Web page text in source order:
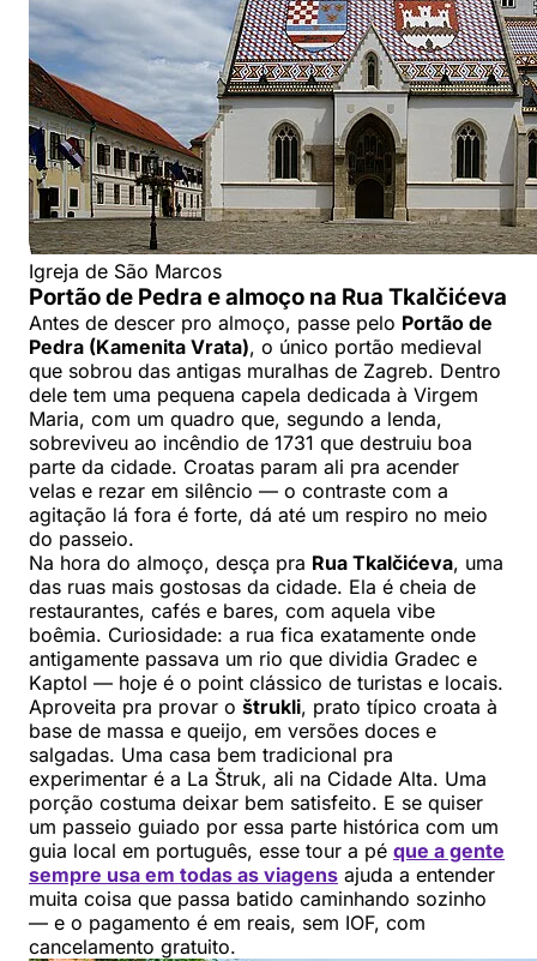
Igreja de São Marcos
Portão de Pedra e almoço na Rua Tkalčićeva
Antes de descer pro almoço, passe pelo Portão de
Pedra (Kamenita Vrata), o único portão medieval
que sobrou das antigas muralhas de Zagreb. Dentro
dele tem uma pequena capela dedicada à Virgem
Maria, com um quadro que, segundo a lenda,
sobreviveu ao incêndio de 1731 que destruiu boa
parte da cidade. Croatas param ali pra acender
velas e rezar em silêncio — o contraste com a
agitação lá fora é forte, dá até um respiro no meio
do passeio.
Na hora do almoço, desça pra Rua Tkalčićeva, uma
das ruas mais gostosas da cidade. Ela é cheia de
restaurantes, cafés e bares, com aquela vibe
boêmia. Curiosidade: a rua fica exatamente onde
antigamente passava um rio que dividia Gradec e
Kaptol — hoje é o point clássico de turistas e locais.
Aproveita pra provar o štrukli, prato típico croata à
base de massa e queijo, em versões doces e
salgadas. Uma casa bem tradicional pra
experimentar é a La Štruk, ali na Cidade Alta. Uma
porção costuma deixar bem satisfeito. E se quiser
um passeio guiado por essa parte histórica com um
guia local em português, esse tour a pé que a gente
sempre usa em todas as viagens ajuda a entender
muita coisa que passa batido caminhando sozinho
— e o pagamento é em reais, sem IOF, com
cancelamento gratuito.